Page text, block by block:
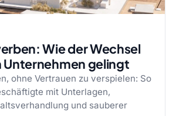
Wie der Wechsel
Unternehmen gelingt
ohne Vertrauen zu verspielen: So
mit Unterlagen,
und sauberer